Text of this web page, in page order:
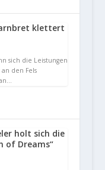
klettert
sich die Leistungen
den Fels
holt sich die
of Dreams“